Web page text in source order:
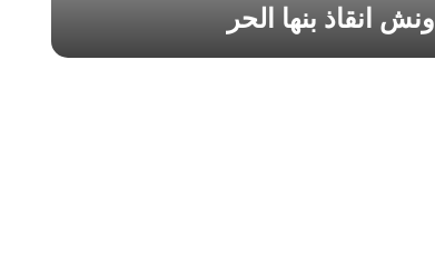
ونش انقاذ بنها الحر